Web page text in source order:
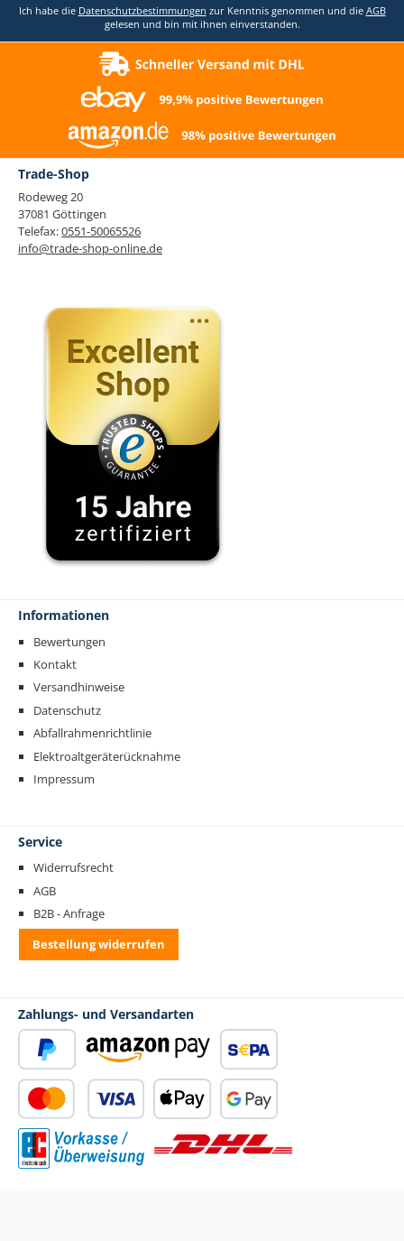
Ich habe die Datenschutzbestimmungen zur Kenntnis genommen und die AGB
gelesen und bin mit ihnen einverstanden.
Trade-Shop
Rodeweg 20
37081 Göttingen
Telefax:0551-50065526
info@trade-shop-online.de
Informationen
Bewertungen
Kontakt
Versandhinweise
Datenschutz
Abfallrahmenrichtlinie
Elektroaltgeräterücknahme
Impressum
Service
Widerrufsrecht
AGB
B2B - Anfrage
Bestellung widerrufen
Zahlungs- und Versandarten
PayPal Amazon Pay
Kredit- oder Debitkarte
SEPA Lastschrift